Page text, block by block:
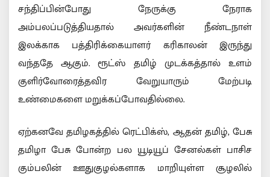
சந்திப்பின்போது நேருக்கு நேராக
அம்பலப்படுத்தியதால் அவர்களின் நீண்டநாள்
இலக்காக பத்திரிக்கையாளர் கரிகாலன் இருந்து
வந்ததே ஆகும். ரூட்ஸ் தமிழ் முடக்கத்தால் உளம்
குளிர்வோரைத்தவிர வேறுயாரும் மேற்படி
உண்மைகளை மறுக்கப்போவதில்லை.
ஏற்கனவே தமிழகத்தில் ரெட்பிக்ஸ், ஆதன் தமிழ், பேசு
தமிழா பேசு போன்ற பல யூடியூப் சேனல்கள் பாசிச
கும்பலின் ஊதுகுழல்களாக மாறியுள்ள சூழலில்